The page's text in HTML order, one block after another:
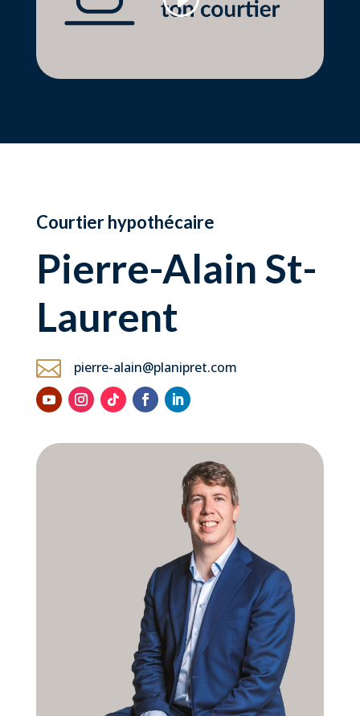
Courtier hypothécaire
Pierre-Alain St-
Laurent
 pierre-alain@planipret.com